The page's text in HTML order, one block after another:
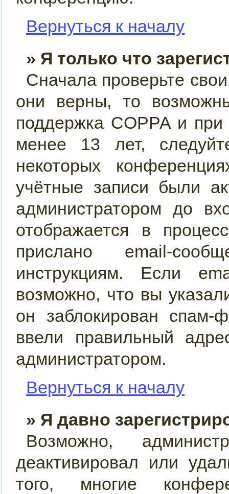
Вернуться к началу
» Я только что
Сначала проверьте
они верны, то
поддержка COPPA и
менее 13 лет,
некоторых
учётные записи были
администратором до
отображается в
прислано email-
инструкциям. Если
возможно, что вы
он заблокирован
ввели правильный
администратором.
Вернуться к началу
» Я давно
Возможно,
деактивировал или
того, многие